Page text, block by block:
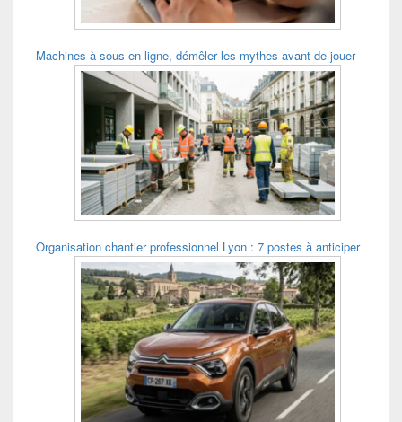
Machines à sous en ligne, démêler les mythes avant de jouer
Organisation chantier professionnel Lyon : 7 postes à anticiper